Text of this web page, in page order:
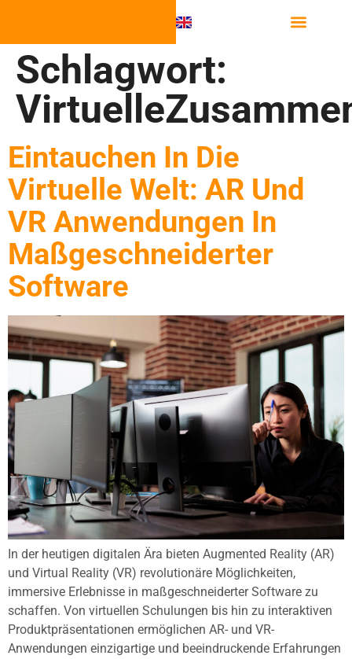
Schlagwort:
Eintauchen In Die
Virtuelle Welt: AR Und
VR Anwendungen In
Maßgeschneiderter
Software
In der heutigen digitalen Ära bieten Augmented Reality (AR)
und Virtual Reality (VR) revolutionäre Möglichkeiten,
immersive Erlebnisse in maßgeschneiderter Software zu
schaffen. Von virtuellen Schulungen bis hin zu interaktiven
Produktpräsentationen ermöglichen AR- und VR-
Anwendungen einzigartige und beeindruckende Erfahrungen